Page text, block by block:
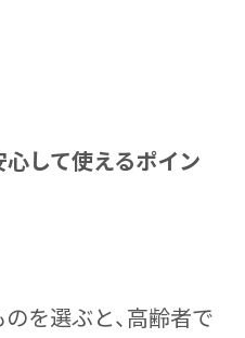
して使えるポイン
を選ぶと、高齢者で